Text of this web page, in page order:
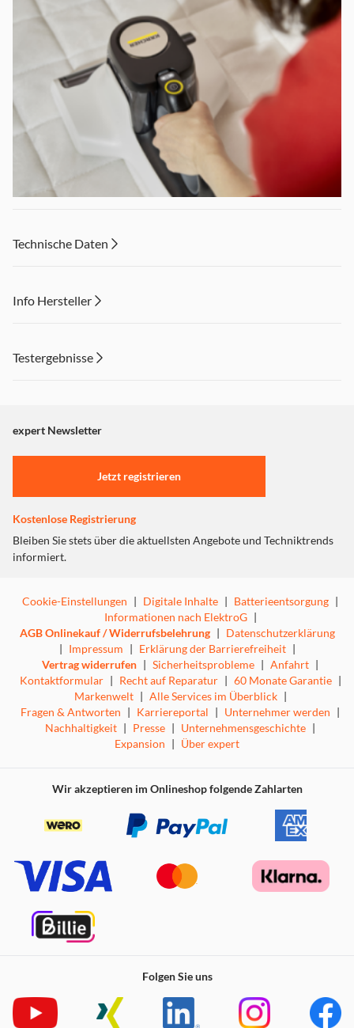
Kraftvolle Klopfwalze
Die starke Vibration der Klopfwalze (180 Schläge/s) löst
und deren Exkremente aus dem Inneren der Matratze und
anderen textilen Oberflächen.
Zuverlässiges UV-C-Licht
Technische Daten
Info Hersteller
angezeigt. Um diesen Inhalt anzuzeigen aktivieren Sie bitte
"Marketing".
Testergebnisse
expert Newsletter
Jetzt registrieren
Kostenlose Registrierung
Bleiben Sie stets über die aktuellsten Angebote und Techniktrends
informiert.
Cookie-Einstellungen | Digitale Inhalte | Batterieentsorgung |
Informationen nach ElektroG |
AGB Onlinekauf / Widerrufsbelehrung | Datenschutzerklärung
| Impressum | Erklärung der Barrierefreiheit |
Vertrag widerrufen | Sicherheitsprobleme | Anfahrt |
Kontaktformular | Recht auf Reparatur | 60 Monate Garantie |
Markenwelt | Alle Services im Überblick |
Fragen & Antworten | Karriereportal | Unternehmer werden |
Nachhaltigkeit | Presse | Unternehmensgeschichte |
Expansion | Über expert
Wir akzeptieren im Onlineshop folgende Zahlarten
Folgen Sie uns